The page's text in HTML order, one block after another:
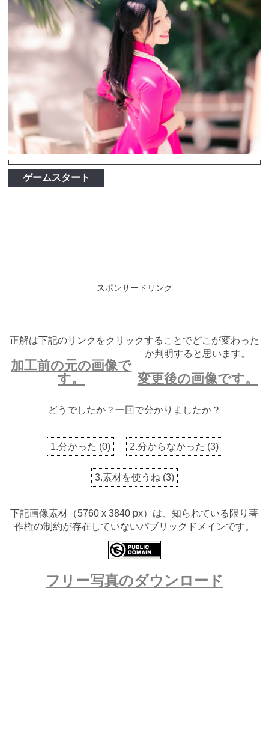
ゲームスタート
スポンサードリンク
正解は下記のリンクをクリックすることでどこが変わった
か判明すると思います。
加工前の元の画像で
す。
変更後の画像です。
どうでしたか？一回で分かりましたか？
1.分かった (0) 2.分からなかった (3)
3.素材を使うね (3)
下記画像素材（5760 x 3840 px）は、知られている限り著
作権の制約が存在していないパブリックドメインです。
フリー写真のダウンロード